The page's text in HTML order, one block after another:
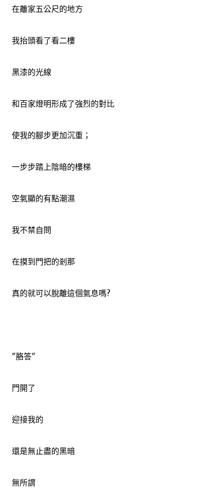
在離家五公尺的地方
我抬頭看了看二樓
黑漆的光線
和百家燈明形成了強烈的對比
使我的腳步更加沉重；
一步步踏上陰暗的樓梯
空氣顯的有點潮濕
我不禁自問
在摸到門把的剎那
真的就可以脫離這個氣息嗎?
"胳答"
門開了
迎接我的
還是無止盡的黑暗
無所謂